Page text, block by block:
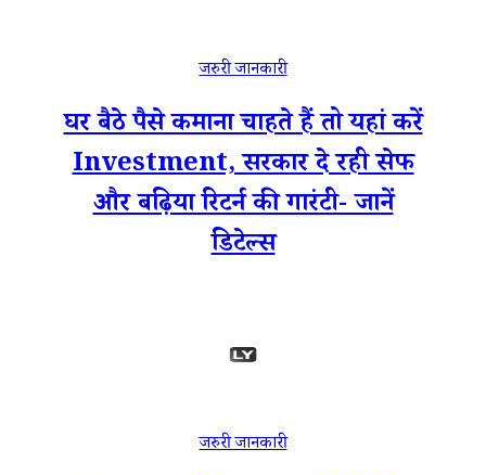
जरुरी जानकारी
घर बैठे पैसे कमाना चाहते हैं तो यहां करें
Investment, सरकार दे रही सेफ
और बढ़िया रिटर्न की गारंटी- जानें
डिटेल्स
जरुरी जानकारी